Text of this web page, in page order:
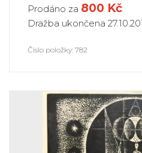
Prodáno za 800 Kč
Dražba ukončena
Číslo položky: 782